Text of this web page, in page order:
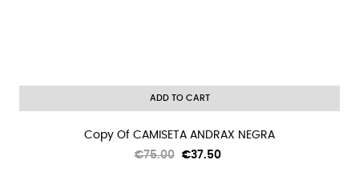
ADD TO CART
Copy Of CAMISETA ANDRAX NEGRA
Regular
€75.00 Price
€37.50